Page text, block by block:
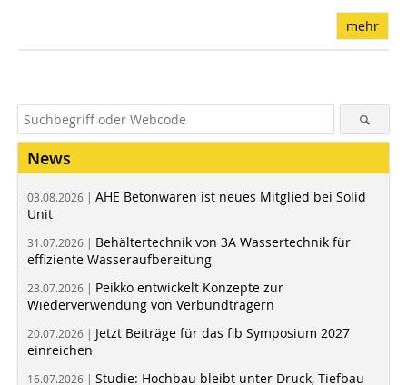
mehr
News
03.08.2026 | AHE Betonwaren ist neues Mitglied bei Solid
Unit
31.07.2026 | Behältertechnik von 3A Wassertechnik für
effiziente Wasseraufbereitung
23.07.2026 | Peikko entwickelt Konzepte zur
Wiederverwendung von Verbundträgern
20.07.2026 | Jetzt Beiträge für das fib Symposium 2027
einreichen
16.07.2026 | Studie: Hochbau bleibt unter Druck, Tiefbau